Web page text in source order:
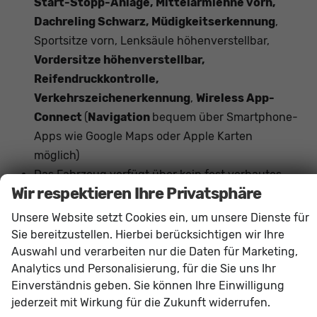
Start-Stopp-Anlage, Mittelarmlehne vorn,
Dachreling Schwarz, Müdigkeitserkennung,
Sportsitze vorn, Lenksäule höhenverstellbar,
Vordersitze höhenverstellbar,
Reifendruckkontrolle,
Verkehrszeichenerkennung, Wireless App-
Connect ( Navigation bequem über Smartphone-
Apps wie Google Maps oder Apple Karten
möglich)
Das Fahrzeug verfügt über kein fest verbautes
Navigationssystem. DurchApple CarPlay /
Android Autoist jedoch eineNavigationüber
kompatible Smartphone-Apps (z.B. Google Maps
oder Apple Karten) über den Fahrzeugbildschirm
möglich.
Innen
Wir respektieren Ihre Privatsphäre
Unsere Website setzt Cookies ein, um unsere Dienste für
Sie bereitzustellen. Hierbei berücksichtigen wir Ihre
Auswahl und verarbeiten nur die Daten für Marketing,
Analytics und Personalisierung, für die Sie uns Ihr
Einverständnis geben. Sie können Ihre Einwilligung
jederzeit mit Wirkung für die Zukunft widerrufen.